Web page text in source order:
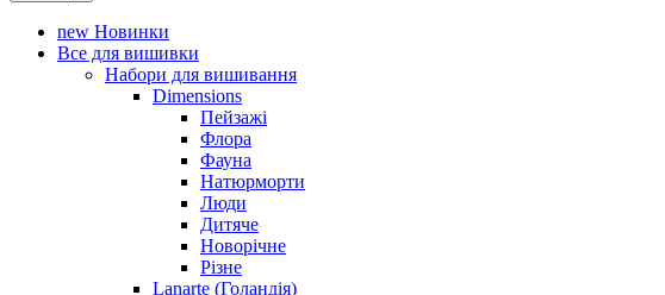
new Новинки
Все для вишивки
Набори для вишивання
Dimensions
Пейзажі
Флора
Фауна
Натюрморти
Люди
Дитяче
Новорічне
Різне
Lanarte (Голандія)